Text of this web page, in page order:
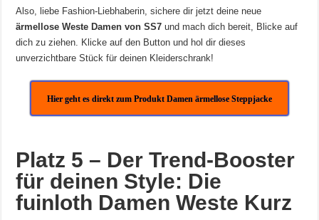
Also, liebe Fashion-Liebhaberin, sichere dir jetzt deine neue
ärmellose Weste Damen von SS7 und mach dich bereit, Blicke auf
dich zu ziehen. Klicke auf den Button und hol dir dieses
unverzichtbare Stück für deinen Kleiderschrank!
Hier geht es direkt zum Produkt Damen ärmellose Steppjacke
Platz 5 – Der Trend-Booster
für deinen Style: Die
fuinloth Damen Weste Kurz